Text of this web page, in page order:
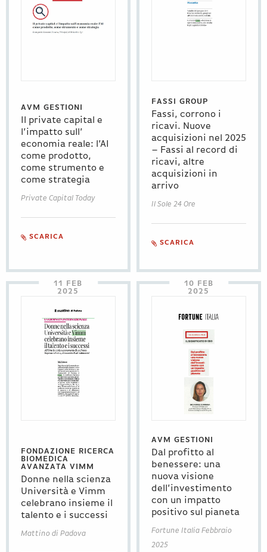
AVM GESTIONI
Il private capital e
l’impatto sull’
economia reale: l’AI
come prodotto,
come strumento e
come strategia
Private Capital Today
SCARICA
FASSI GROUP
Fassi, corrono i
ricavi. Nuove
acquisizioni nel 2025
– Fassi al record di
ricavi, altre
acquisizioni in
arrivo
Il Sole 24 Ore
SCARICA
11 FEB
2025
FONDAZIONE RICERCA
BIOMEDICA
AVANZATA VIMM
Donne nella scienza
Università e Vimm
celebrano insieme il
talento e i successi
Mattino di Padova
10 FEB
2025
AVM GESTIONI
Dal profitto al
benessere: una
nuova visione
dell’investimento
con un impatto
positivo sul pianeta
Fortune Italia Febbraio
2025